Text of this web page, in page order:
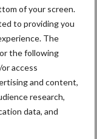
of your screen.
to providing you
The
the following
access
and content,
research,
data, and